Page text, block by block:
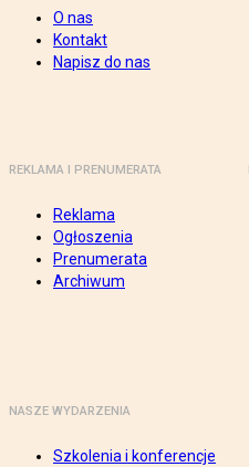
O nas
Kontakt
Napisz do nas
REKLAMA I PRENUMERATA
Reklama
Ogłoszenia
Prenumerata
Archiwum
NASZE WYDARZENIA
Szkolenia i konferencje